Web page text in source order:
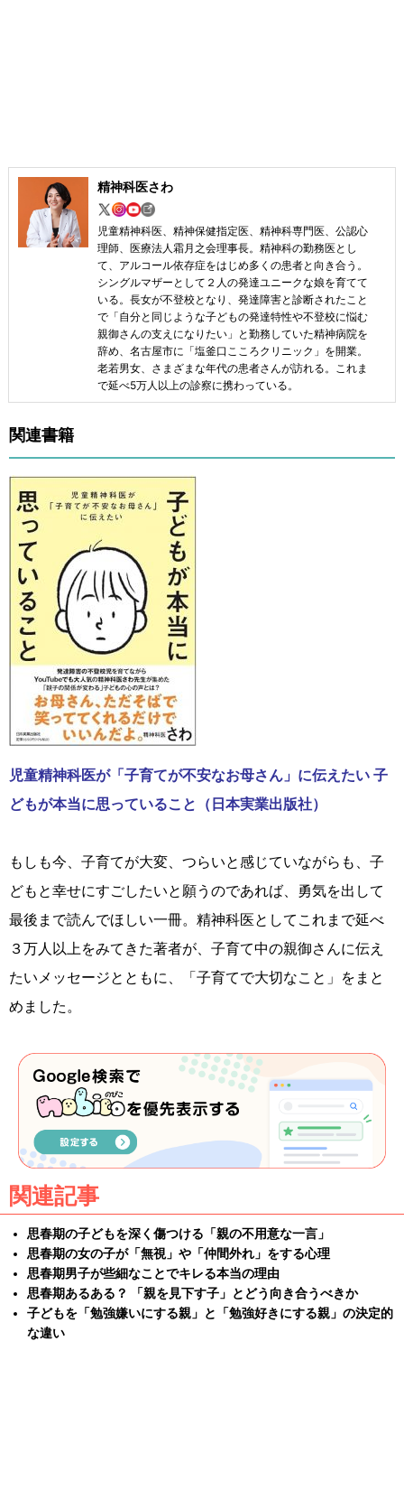
精神科医さわ
児童精神科医、精神保健指定医、精神科専門医、公認心
理師、医療法人霜月之会理事長。精神科の勤務医とし
て、アルコール依存症をはじめ多くの患者と向き合う。
シングルマザーとして２人の発達ユニークな娘を育てて
いる。長女が不登校となり、発達障害と診断されたこと
で「自分と同じような子どもの発達特性や不登校に悩む
親御さんの支えになりたい」と勤務していた精神病院を
辞め、名古屋市に「塩釜口こころクリニック」を開業。
老若男女、さまざまな年代の患者さんが訪れる。これま
で延べ5万人以上の診察に携わっている。
関連書籍
児童精神科医が「子育てが不安なお母さん」に伝えたい 子
どもが本当に思っていること（日本実業出版社）
もしも今、子育てが大変、つらいと感じていながらも、子
どもと幸せにすごしたいと願うのであれば、勇気を出して
最後まで読んでほしい一冊。精神科医としてこれまで延べ
３万人以上をみてきた著者が、子育て中の親御さんに伝え
たいメッセージとともに、「子育てで大切なこと」をまと
めました。
関連記事
思春期の子どもを深く傷つける「親の不用意な一言」
思春期の女の子が「無視」や「仲間外れ」をする心理
思春期男子が些細なことでキレる本当の理由
思春期あるある？ 「親を見下す子」とどう向き合うべきか
子どもを「勉強嫌いにする親」と「勉強好きにする親」の決定的
な違い